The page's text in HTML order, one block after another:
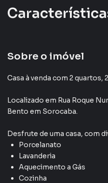
Sobre o imóvel
Casa à venda com 2 quartos,
Localizado em Rua Roque
Bento em Sorocaba.
Desfrute de uma casa, com
Porcelanato
Lavanderia
Aquecimento a Gás
Cozinha